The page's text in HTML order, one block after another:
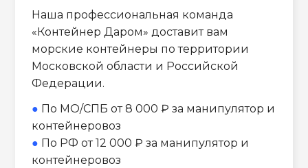
Наша профессиональная команда
«Контейнер Даром» доставит вам
морские контейнеры по территории
Московской области и Российской
Федерации.
● По МО/СПБ от 8 000 ₽ за манипулятор и
контейнеровоз
● По РФ от 12 000 ₽ за манипулятор и
контейнеровоз